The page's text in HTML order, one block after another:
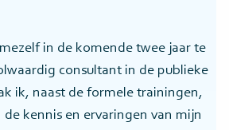
in de komende twee jaar te
consultant in de publieke
ik, naast de formele trainingen,
kennis en ervaringen van mijn